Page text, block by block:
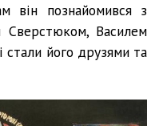
він познайомився з
Сверстюком, Василем
стали його друзями та